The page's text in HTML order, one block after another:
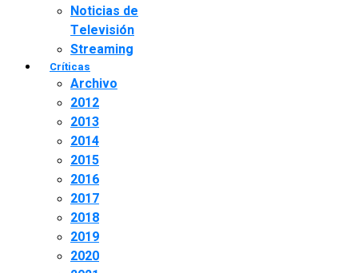
Noticias de
Televisión
Streaming
Críticas
Archivo
2012
2013
2014
2015
2016
2017
2018
2019
2020